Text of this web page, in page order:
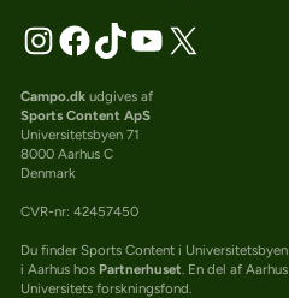
Campo.dkudgives af
Sports Content ApS
Universitetsbyen 71
8000 Aarhus C
Denmark
CVR-nr: 42457450
Du finder Sports Content i Universitetsbyen
i Aarhus hos Partnerhuset . En del af Aarhus
Universitets forskningsfond.